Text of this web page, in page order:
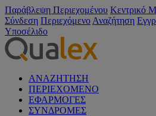
Παράβλεψη Περιεχομένου Κεντρικό
Σύνδεση Περιεχόμενο Αναζήτηση
Υποσέλιδο
ΑΝΑΖΗΤΗΣΗ
ΠΕΡΙΕΧΟΜΕΝΟ
ΕΦΑΡΜΟΓΕΣ
ΣΥΝΔΡΟΜΕΣ